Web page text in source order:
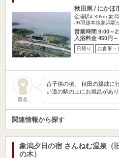
秋田県 / にかほ
金浦駅4.39km 象
JR羽越本線象潟駅
営業時間 9:00～
入浴料金 450円～
日帰り お食事・
匿名
昔子供の頃、 秋田の親戚に
い道の駅の上にお風呂があ
関連情報から探す
象潟夕日の宿 さんねむ温泉（
の木）